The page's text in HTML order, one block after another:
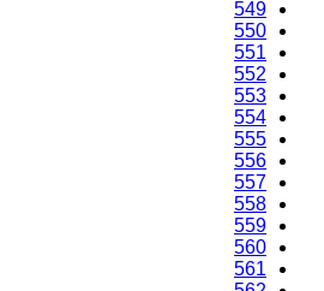
549
550
551
552
553
554
555
556
557
558
559
560
561